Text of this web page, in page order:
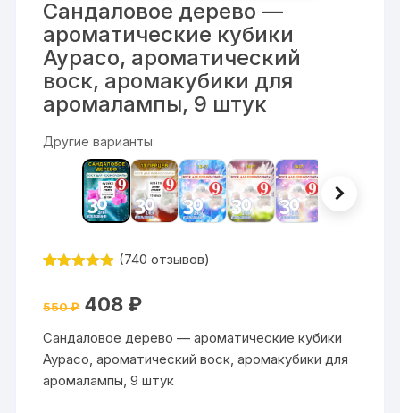
Сандаловое дерево —
ароматические кубики
Аурасо, ароматический
воск, аромакубики для
аромалампы, 9 штук
Другие варианты:
на основе
пользовате
лей
(740 отзывов)
550₽ Первоначальная
цена
550 ₽.
408 ₽Текущая
Сандаловое дерево — ароматические кубики
Аурасо, ароматический воск, аромакубики для
аромалампы, 9 штук